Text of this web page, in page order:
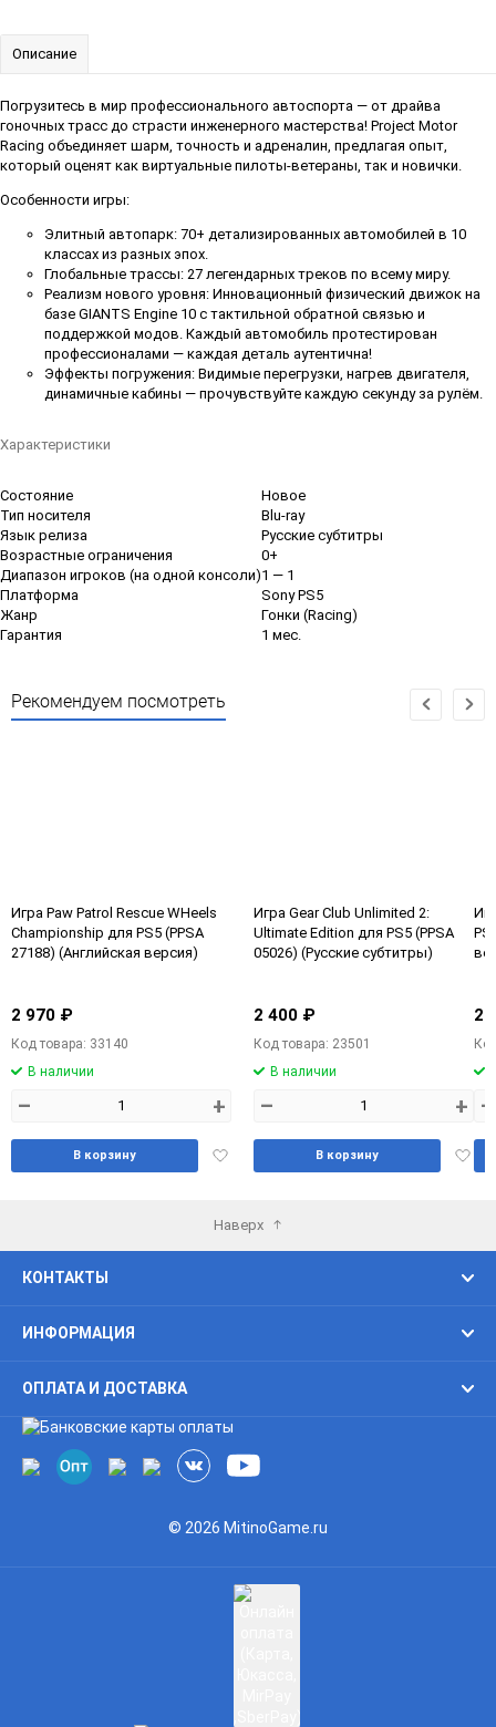
Описание
Погрузитесь в мир профессионального автоспорта — от драйва
гоночных трасс до страсти инженерного мастерства! Project Motor
Racing объединяет шарм, точность и адреналин, предлагая опыт,
который оценят как виртуальные пилоты-ветераны, так и новички.
Особенности игры:
Элитный автопарк: 70+ детализированных автомобилей в 10
классах из разных эпох.
Глобальные трассы: 27 легендарных треков по всему миру.
Реализм нового уровня: Инновационный физический движок на
базе GIANTS Engine 10 с тактильной обратной связью и
поддержкой модов. Каждый автомобиль протестирован
профессионалами — каждая деталь аутентична!
Эффекты погружения: Видимые перегрузки, нагрев двигателя,
динамичные кабины — прочувствуйте каждую секунду за рулём.
Характеристики
Состояние
Новое
Тип носителя
Blu-ray
Язык релиза
Русские субтитры
Возрастные ограничения
0+
Диапазон игроков (на одной консоли)1 — 1
Платформа
Sony PS5
Жанр
Гонки (Racing)
Гарантия
1 мес.
Рекомендуем посмотреть
Игра Paw Patrol Rescue WHeels
Championship для PS5 (PPSA
27188) (Английская версия)
2 970 ₽
Код товара: 33140
В наличии
– +
Добавить
В корзину
Игра Gear Club Unlimited 2:
Ultimate Edition для PS5 (PPSA
05026) (Русские субтитры)
2 400 ₽
Код товара: 23501
В наличии
– +
В корзину
2
–
Наверх
КОНТАКТЫ
ИНФОРМАЦИЯ
ОПЛАТА И ДОСТАВКА
© 2026 MitinoGame.ru